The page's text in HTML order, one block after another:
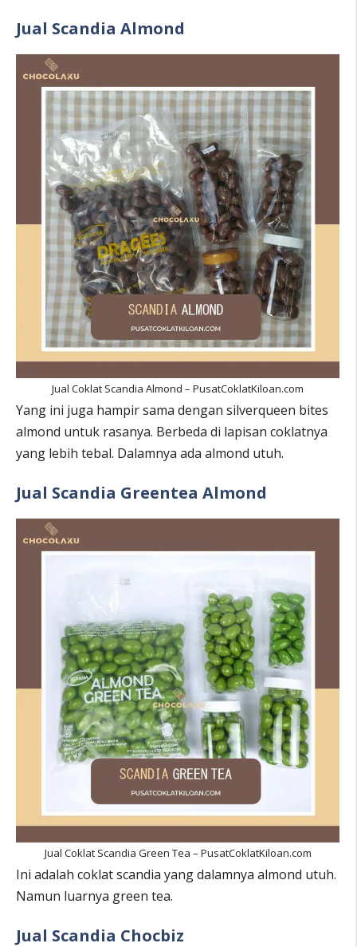
Jual Scandia Almond
Jual Coklat Scandia Almond – PusatCoklatKiloan.com
Yang ini juga hampir sama dengan silverqueen bites
almond untuk rasanya. Berbeda di lapisan coklatnya
yang lebih tebal. Dalamnya ada almond utuh.
Jual Scandia Greentea Almond
Jual Coklat Scandia Green Tea – PusatCoklatKiloan.com
Ini adalah coklat scandia yang dalamnya almond utuh.
Namun luarnya green tea.
Jual Scandia Chocbiz